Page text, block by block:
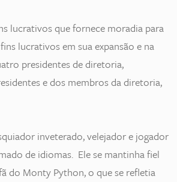
lucrativos que fornece moradia para
lucrativos em sua expansão e na
presidentes de diretoria,
e dos membros da diretoria,
inveterado, velejador e jogador
de idiomas. Ele se mantinha fiel
do Monty Python, o que se refletia